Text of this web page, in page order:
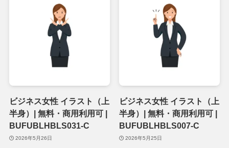
ビジネス女性 イラスト（上
半身）| 無料・商用利用可 |
BUFUBLHBLS031-C
2026年5月26日
ビジネス女性 イラスト（上
半身）| 無料・商用利用可 |
BUFUBLHBLS007-C
2026年5月25日